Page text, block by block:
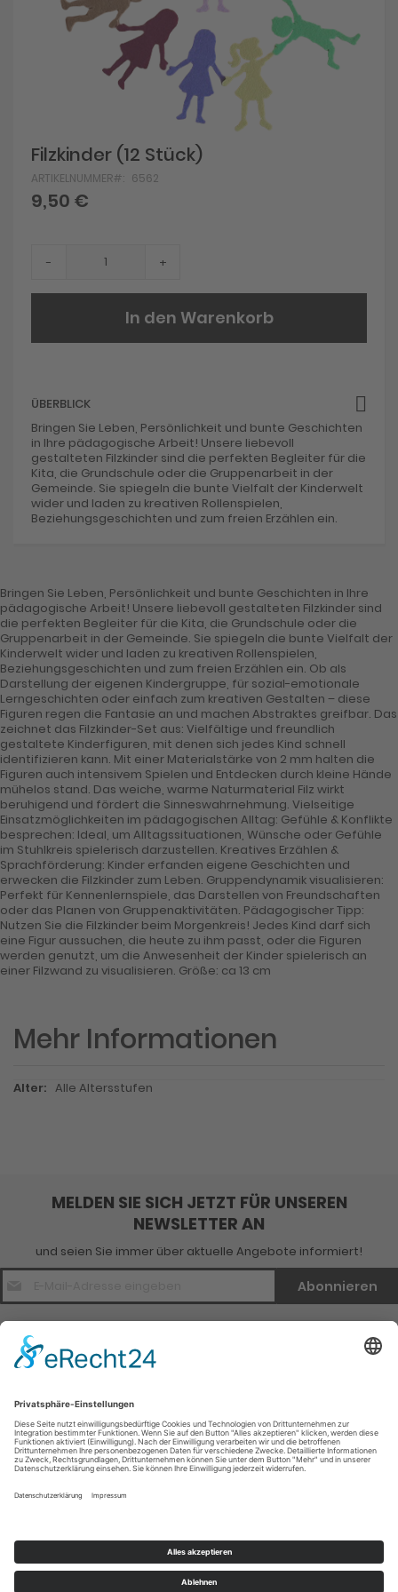
Skip
to
the
beginning
of
Filzkinder (12 Stück)
ARTIKELNUMMER 6562
9,50 €
- +
In den Warenkorb
ÜBERBLICK
Bringen Sie Leben, Persönlichkeit und bunte Geschichten
in Ihre pädagogische Arbeit! Unsere liebevoll
gestalteten Filzkinder sind die perfekten Begleiter für die
Kita, die Grundschule oder die Gruppenarbeit in der
Gemeinde. Sie spiegeln die bunte Vielfalt der Kinderwelt
wider und laden zu kreativen Rollenspielen,
Beziehungsgeschichten und zum freien Erzählen ein.
Bringen Sie Leben, Persönlichkeit und bunte Geschichten in Ihre
pädagogische Arbeit! Unsere liebevoll gestalteten Filzkinder sind
die perfekten Begleiter für die Kita, die Grundschule oder die
Gruppenarbeit in der Gemeinde. Sie spiegeln die bunte Vielfalt der
Kinderwelt wider und laden zu kreativen Rollenspielen,
Beziehungsgeschichten und zum freien Erzählen ein. Ob als
Darstellung der eigenen Kindergruppe, für sozial-emotionale
Lerngeschichten oder einfach zum kreativen Gestalten – diese
Figuren regen die Fantasie an und machen Abstraktes greifbar. Das
zeichnet das Filzkinder-Set aus: Vielfältige und freundlich
gestaltete Kinderfiguren, mit denen sich jedes Kind schnell
identifizieren kann. Mit einer Materialstärke von 2 mm halten die
Figuren auch intensivem Spielen und Entdecken durch kleine Hände
mühelos stand. Das weiche, warme Naturmaterial Filz wirkt
beruhigend und fördert die Sinneswahrnehmung. Vielseitige
Einsatzmöglichkeiten im pädagogischen Alltag: Gefühle & Konflikte
besprechen: Ideal, um Alltagssituationen, Wünsche oder Gefühle
im Stuhlkreis spielerisch darzustellen. Kreatives Erzählen &
Sprachförderung: Kinder erfanden eigene Geschichten und
erwecken die Filzkinder zum Leben. Gruppendynamik visualisieren:
Perfekt für Kennenlernspiele, das Darstellen von Freundschaften
oder das Planen von Gruppenaktivitäten. Pädagogischer Tipp:
Nutzen Sie die Filzkinder beim Morgenkreis! Jedes Kind darf sich
eine Figur aussuchen, die heute zu ihm passt, oder die Figuren
werden genutzt, um die Anwesenheit der Kinder spielerisch an
einer Filzwand zu visualisieren. Größe: ca 13 cm
Mehr Informationen
Mehr
Alle Altersstufen
MELDEN SIE SICH JETZT FÜR UNSEREN
NEWSLETTER AN
und seien Sie immer über aktuelle Angebote informiert!
E-
Adresse
*
Abonnieren
Verlagsinfo
Weitere Infomationen